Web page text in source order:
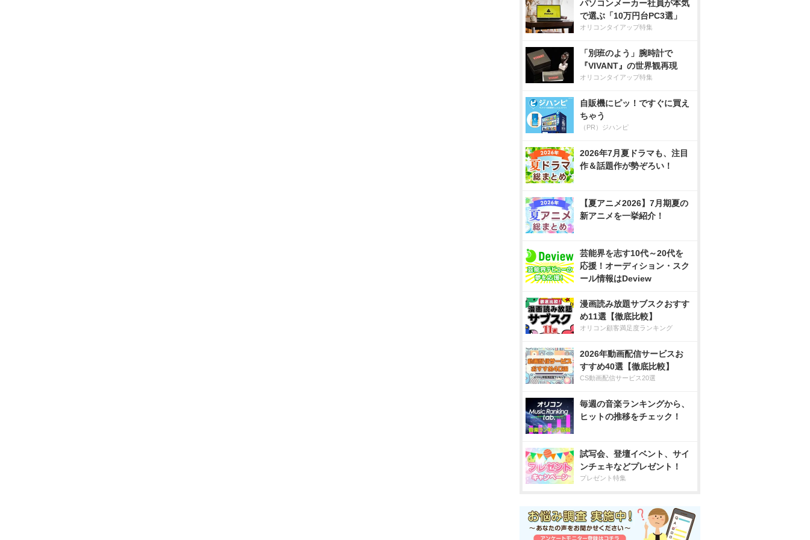
パソコンメーカー社員が本気
で選ぶ「10万円台PC3選」
オリコンタイアップ特集
「別班のよう」腕時計で
『VIVANT』の世界観再現
オリコンタイアップ特集
自販機にピッ！ですぐに買え
ちゃう
（PR）ジハンピ
2026年7月夏ドラマも、注目
作＆話題作が勢ぞろい！
【夏アニメ2026】7月期夏の
新アニメを一挙紹介！
芸能界を志す10代～20代を
応援！オーディション・スク
ール情報はDeview
漫画読み放題サブスクおすす
め11選【徹底比較】
オリコン顧客満足度ランキング
2026年動画配信サービスお
すすめ40選【徹底比較】
CS動画配信サービス20選
毎週の音楽ランキングから、
ヒットの推移をチェック！
試写会、登壇イベント、サイ
ンチェキなどプレゼント！
プレゼント特集